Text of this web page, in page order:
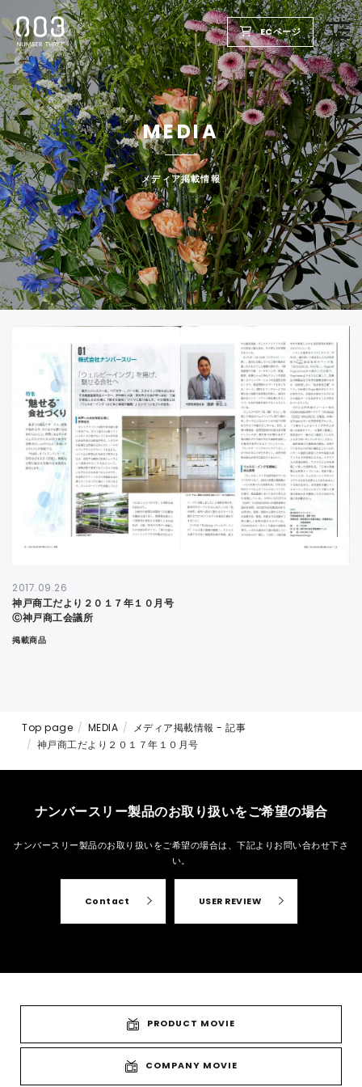
ECページ
MEDIA
メディア掲載情報
2017.09.26
神戸商工だより２０１７年１０月号
Ⓒ神戸商工会議所
掲載商品
Top page MEDIA
メディア掲載情報 - 記事
神戸商工だより２０１７年１０月号
ナンバースリー製品のお取り扱いをご希望の場合
ナンバースリー製品のお取り扱いをご希望の場合は、 下記よりお問い合わせ下さ
い。
Contact USER REVIEW
PRODUCT MOVIE
COMPANY MOVIE
TOP
PRODUCTS
WELLBEING REPORT
FOR SALON
COMPANY
CONTACT